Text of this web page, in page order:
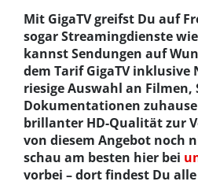
Mit GigaTV greifst Du auf
sogar Streamingdienste
kannst Sendungen auf
dem Tarif GigaTV
riesige Auswahl an Filmen,
Dokumentationen
brillanter HD-Qualität zur
von diesem Angebot noch
schau am besten hier bei
vorbei – dort findest Du